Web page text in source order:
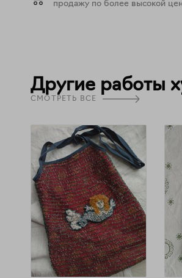
продажу по более высокой
Другие работы
СМОТРЕТЬ ВСЕ